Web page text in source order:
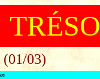
(01/03)